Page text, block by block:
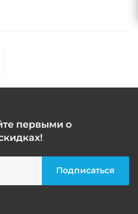
первыми о